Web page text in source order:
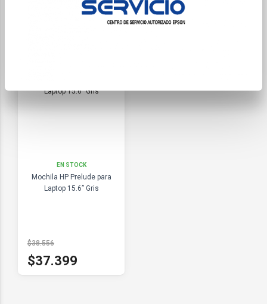
EN STOCK
Mochila HP Prelude para
Laptop 15.6” Gris
$38.556
$37.399